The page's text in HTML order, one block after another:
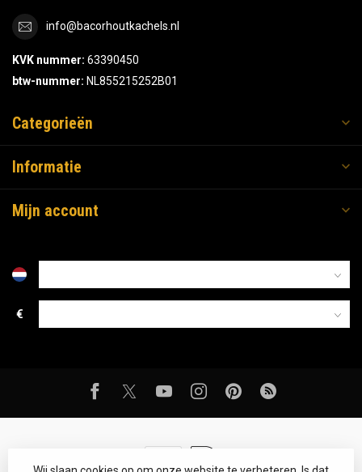
info@bacorhoutkachels.nl
KVK nummer: 63390450
btw-nummer: NL855215252B01
Categorieën
Informatie
Mijn account
€